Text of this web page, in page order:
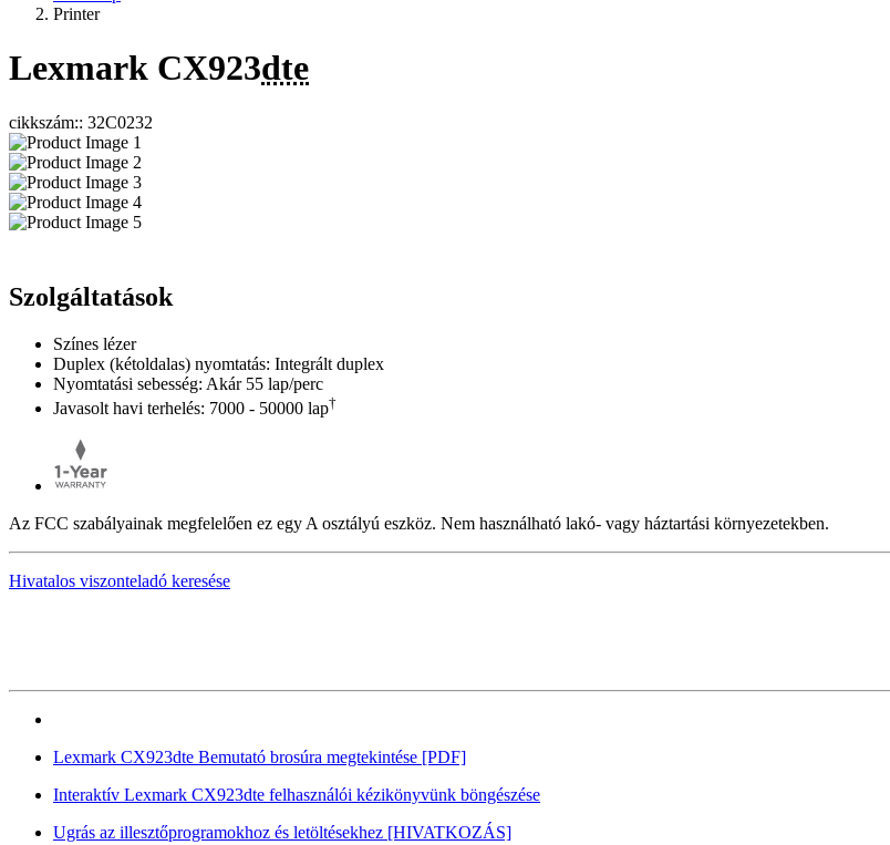
Printer
Lexmark CX923dte
cikkszám:: 32C0232
Szolgáltatások
Színes lézer
Duplex (kétoldalas) nyomtatás: Integrált duplex
Nyomtatási sebesség: Akár 55 lap/perc
Javasolt havi terhelés: 7000 - 50000 lap†
Az FCC szabályainak megfelelően ez egy A osztályú eszköz. Nem használható lakó- vagy háztartási környezetekben.
Hivatalos viszonteladó keresése
Lexmark CX923dte Bemutató brosúra megtekintése [PDF]
Interaktív Lexmark CX923dte felhasználói kézikönyvünk böngészése
Ugrás az illesztőprogramokhoz és letöltésekhez [HIVATKOZÁS]